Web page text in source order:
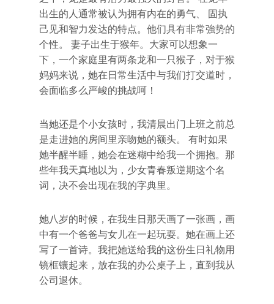
出生的人通常被认为拥有内在的勇气、 固执
己见和智力发达的特点。他们具有非常強势的
个性。 妻子出生于猴年。大家可以想象一
下，一个家庭里有两条龙和一只猴子，对于猴
妈妈来说，她在日常生活中与我们打交道时，
会面临多么严峻的挑战呵！
当她还是个小女孩时，我清晨出门上班之前总
是走进她的房间里亲吻她的额头。 有时如果
她半醒半睡，她会在迷糊中给我一个拥抱。那
些年我天真地以为，少女青春叛逆期这个名
词，决不会出现在我的字典里。
她八岁的时候，在我生日那天画了一张画，画
中有一个爸爸与女儿在一起玩耍。她在画上还
写了一首诗。我把她送给我的这份生日礼物用
镜框镶起来，放在我的办公桌子上，直到我从
公司退休。